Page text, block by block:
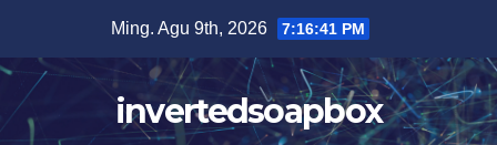
content
Ming. Agu 9th, 2026 7:16:41 PM
invertedsoapbox